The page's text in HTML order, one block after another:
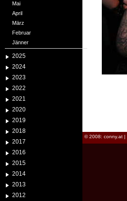
Mai
April
März
Februar
Jänner
2025
2024
2023
2022
2021
2020
2019
2018
2017
2016
2015
2014
2013
2012
© 2008: conny.at |